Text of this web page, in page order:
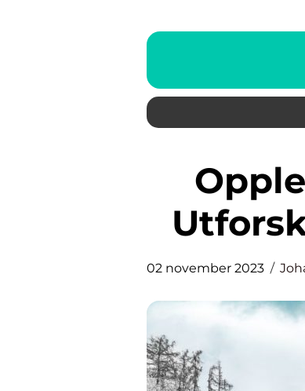
Opplevelser på Sørlandet:
02 november 2023